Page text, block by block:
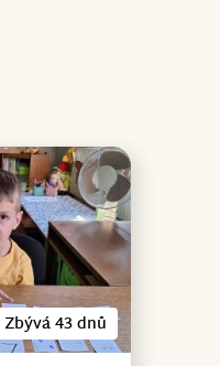
Zbývá 43 dnů